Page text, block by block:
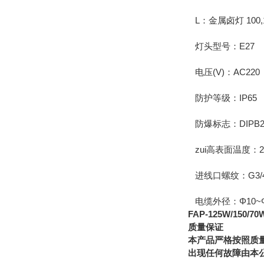
L：金属卤灯
灯头型号：E27
电压(V)：AC220
防护等级：IP65
防爆标志：
zui高表面温度：
进线口螺纹：G3/
电缆外径：
FAP-125W/150/
质量保证
本产品严格按照质
出现任何故障由本